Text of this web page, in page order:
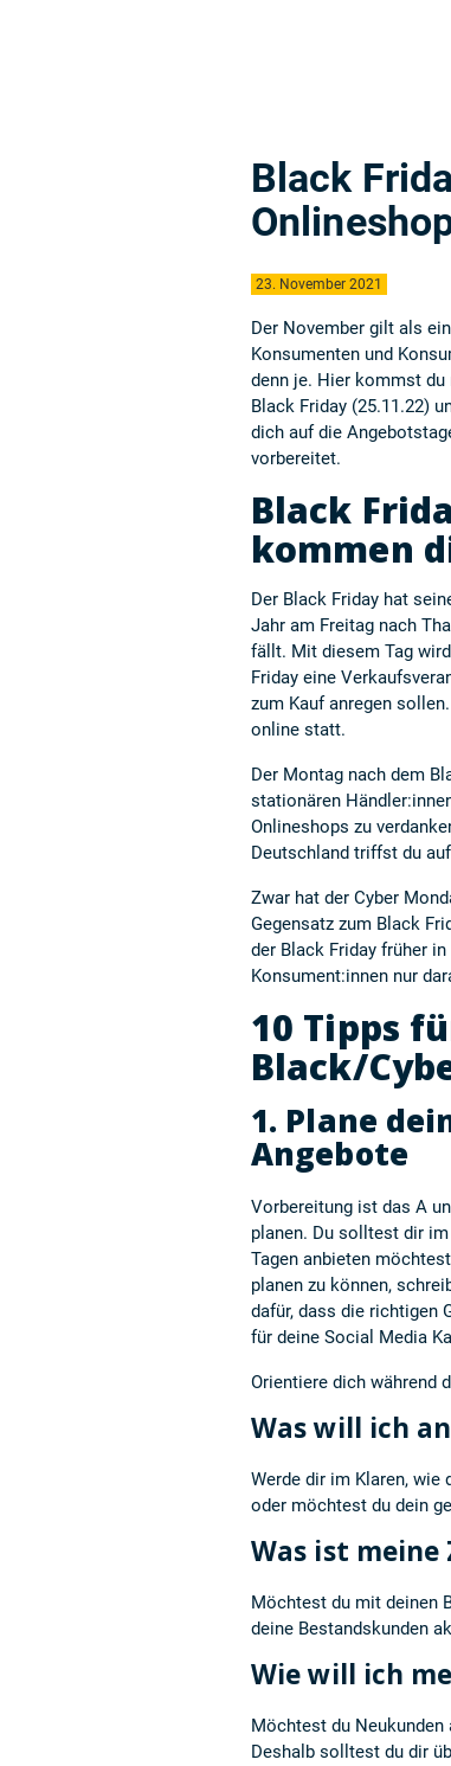
Black
23. November 2021
Der November gilt als
Konsumenten und
denn je. Hier kommst
Black Friday (25.11.22)
dich auf die
vorbereitet.
Black
kommen
Der Black Friday hat
Jahr am Freitag nach
fällt. Mit diesem Tag
Friday eine
zum Kauf anregen
online statt.
Der Montag nach dem
stationären
Onlineshops zu
Deutschland triffst du
Zwar hat der Cyber
Gegensatz zum Black
der Black Friday früher
Konsument:innen nur
10 Tipps
Black/
1. Plane
Angebote
Vorbereitung ist das A
planen. Du solltest dir
Tagen anbieten
planen zu können,
dafür, dass die richtigen
für deine Social Media
Orientiere dich während
Was will ich
Werde dir im Klaren, wie
oder möchtest du dein
Was ist meine
Möchtest du mit deinen
deine Bestandskunden
Wie will ich
Möchtest du
Deshalb solltest du dir